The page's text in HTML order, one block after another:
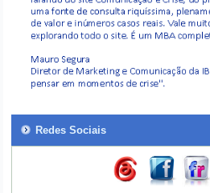
Redes Sociais